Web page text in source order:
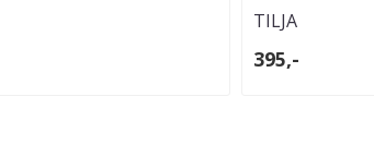
TILJA
395,-